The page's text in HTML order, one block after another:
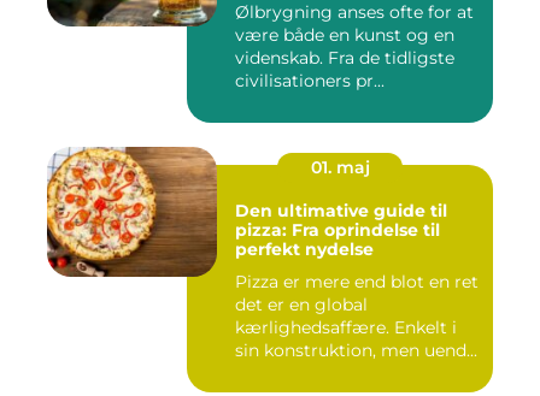
Ølbrygning anses ofte for at
være både en kunst og en
videnskab. Fra de tidligste
civilisationers pr...
01. maj
Den ultimative guide til
pizza: Fra oprindelse til
perfekt nydelse
Pizza er mere end blot en ret
det er en global
kærlighedsaffære. Enkelt i
sin konstruktion, men uend...